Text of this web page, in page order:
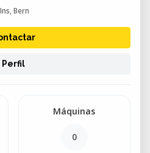
Bern
Perfil
Máquinas
0